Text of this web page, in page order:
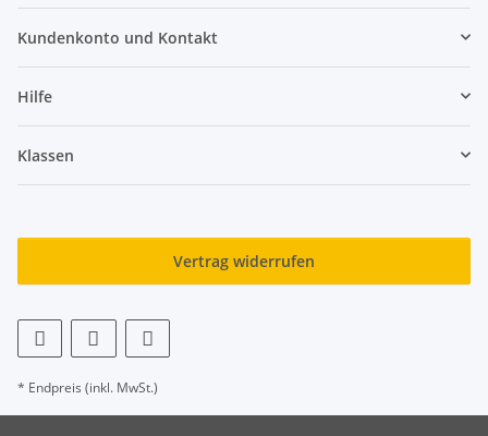
Kundenkonto und Kontakt
Hilfe
Klassen
Vertrag widerrufen
* Endpreis (inkl. MwSt.)